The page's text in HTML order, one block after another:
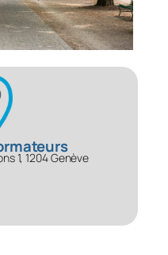
1, 1204 Genève